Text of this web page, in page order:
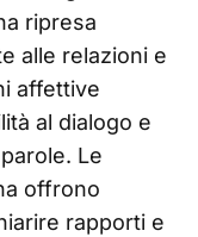
ripresa
alle relazioni e
affettive
al dialogo e
Le
offrono
rapporti e